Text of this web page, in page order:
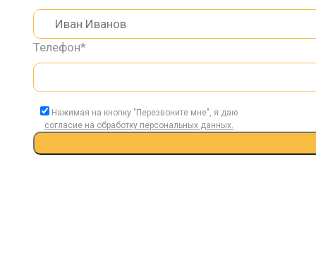
Телефон*
Нажимая на кнопку "Перезвоните мне", я даю
согласие на обработку персональных данных.